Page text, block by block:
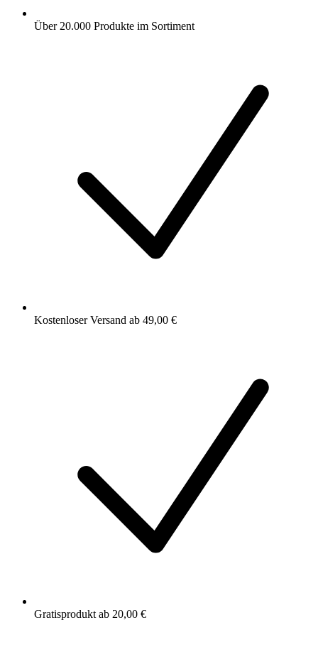
Über 20.000 Produkte im Sortiment
Kostenloser Versand ab 49,00 €
Gratisprodukt ab 20,00 €